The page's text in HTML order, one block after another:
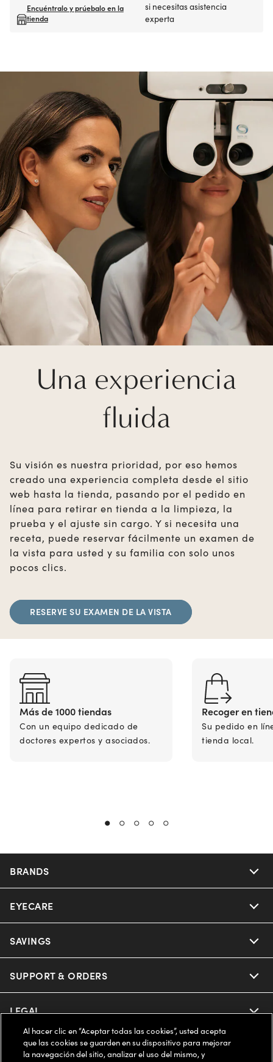
Encuéntralo y prúebalo en la
tienda
si necesitas asistencia
experta
Una experiencia
fluida
Su visión es nuestra prioridad, por eso hemos
creado una experiencia completa desde el sitio
web hasta la tienda, pasando por el pedido en
línea para retirar en tienda a la limpieza, la
prueba y el ajuste sin cargo. Y si necesita una
receta, puede reservar fácilmente un examen de
la vista para usted y su familia con solo unos
pocos clics.
RESERVE SU EXAMEN DE LA VISTA
Más de 1000 tiendas
Con un equipo dedicado de
doctores expertos y asociados.
Recoger en
Su pedido en
tienda local.
BRANDS
Nuance Audio
Ray-Ban
Oakley
Oakley Meta
EYECARE
Our Eyeglasses
Our Sunglasses
Our Contact Lenses
Ray-Ban | Meta
SAVINGS
Offers & Discount
Insurance
FSA & HSA
SUPPORT & ORDERS
Help Center
Online Order Status
LEGAL
Privacy Policy
COMPANY INFO
Al hacer clic en “Aceptar todas las cookies”, usted acepta
que las cookies se guarden en su dispositivo para mejorar
la navegación del sitio, analizar el uso del mismo, y